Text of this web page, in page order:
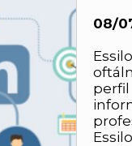
08/